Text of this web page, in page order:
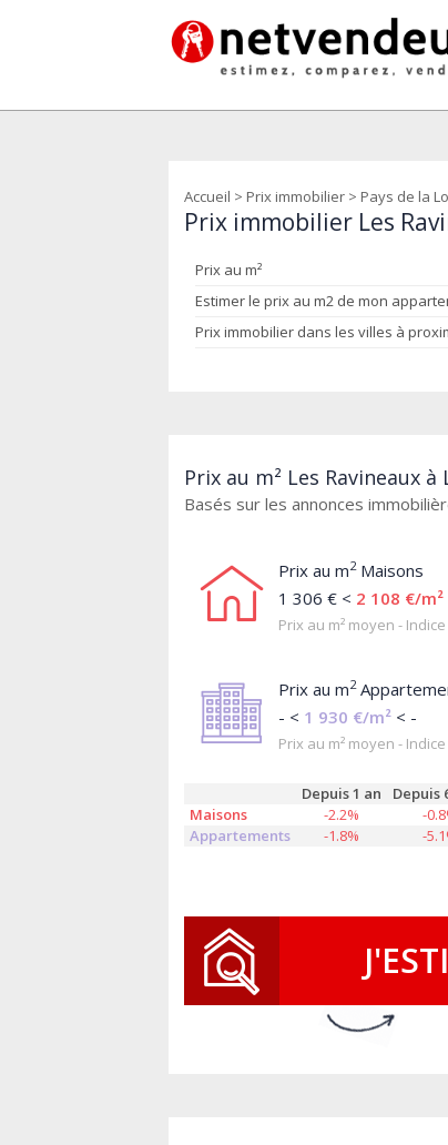
Accueil > Prix immobilier > Pays de la
Prix immobilier Les
Prix au m²
Estimer le prix au m2 de mon
Prix immobilier dans les villes à
Prix au m² Les Ravineaux à
Basés sur les annonces
Prix au m2Maisons
1 306 € < 2 108 €/m²
Prix au m² moyen -
Prix au m2
- < 1 930 €/m² < -
Prix au m² moyen -
Depuis 1 an Depuis
Maisons
-2.2% -
Appartements
-1.8% -